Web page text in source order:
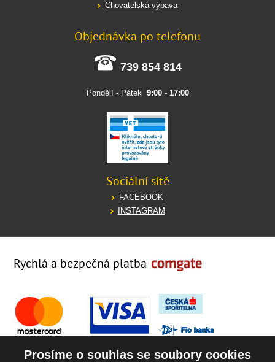
Chovatelská výbava
Objednávka po telefonu
739 854 814
Pondělí - Pátek 9:00- 17:00
Sociální sítě
FACEBOOK
INSTAGRAM
Rychlá a bezpečná platba
Prosíme o souhlas se soubory cookies